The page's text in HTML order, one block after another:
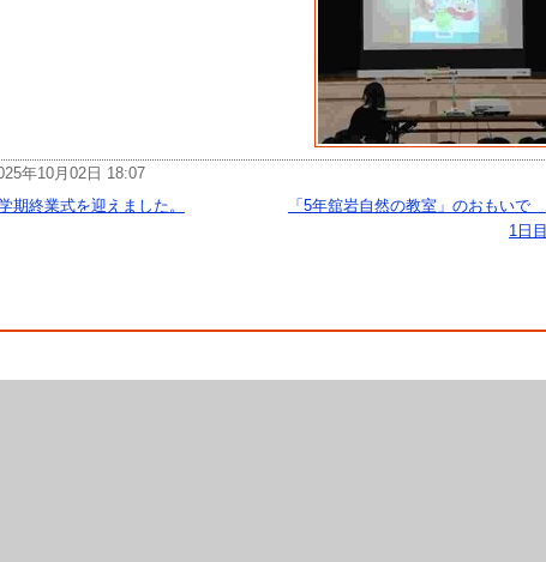
年10月02日 18:07
期終業式を迎えました。
「5年舘岩自然の教室」のおもいで
1日目